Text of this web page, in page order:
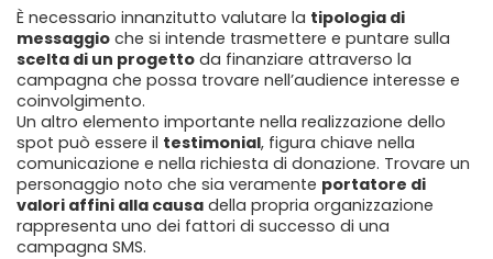
È necessario innanzitutto valutare la tipologia di
messaggio che si intende trasmettere e puntare sulla
scelta di un progetto da finanziare attraverso la
campagna che possa trovare nell’audience interesse e
coinvolgimento.
Un altro elemento importante nella realizzazione dello
spot può essere il testimonial, figura chiave nella
comunicazione e nella richiesta di donazione. Trovare un
personaggio noto che sia veramente portatore di
valori affini alla causa della propria organizzazione
rappresenta uno dei fattori di successo di una
campagna SMS.